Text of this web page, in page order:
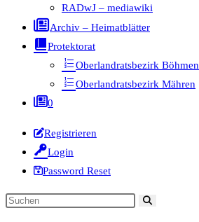
RADwJ – mediawiki
Archiv – Heimatblätter
Protektorat
Oberlandratsbezirk Böhmen
Oberlandratsbezirk Mähren
0
Registrieren
Login
Password Reset
Diese